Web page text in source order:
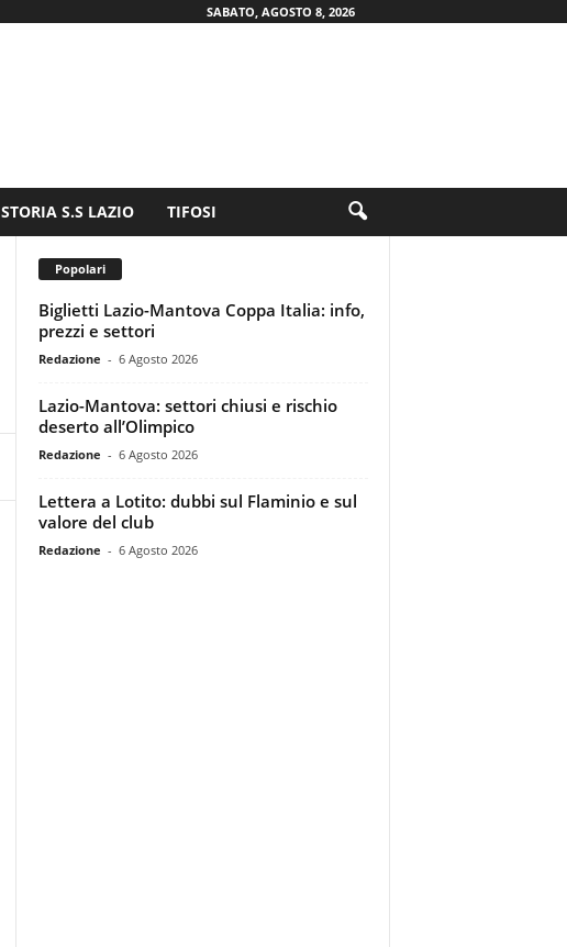
SABATO, AGOSTO 8, 2026
STORIA S.S LAZIO TIFOSI
Popolari
Biglietti Lazio-Mantova Coppa Italia: info,
prezzi e settori
Redazione - 6 Agosto 2026
Lazio-Mantova: settori chiusi e rischio
deserto all’Olimpico
Redazione - 6 Agosto 2026
Lettera a Lotito: dubbi sul Flaminio e sul
valore del club
Redazione - 6 Agosto 2026